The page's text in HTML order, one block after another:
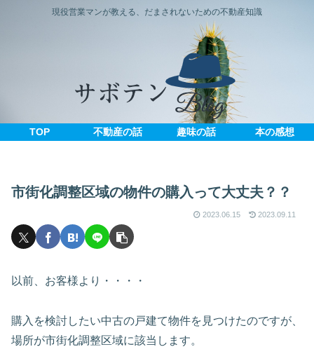
現役営業マンが教える、だまされないための不動産知識
TOP 不動産の話 趣味の話 本の感想
市街化調整区域の物件の購入って大丈夫？？
2023.06.15 2023.09.11
以前、お客様より・・・・
購入を検討したい中古の戸建て物件を見つけたのですが、
場所が市街化調整区域に該当します。